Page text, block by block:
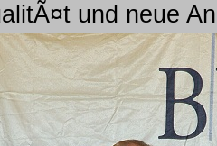
und neue